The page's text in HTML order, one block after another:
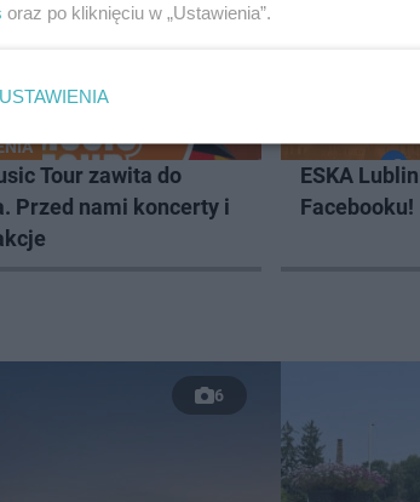
Tour zawita do
Przed nami koncerty i
ESKA
Facebooku!
6
oraz po kliknięciu w „Ustawienia”.
USTAWIENIA